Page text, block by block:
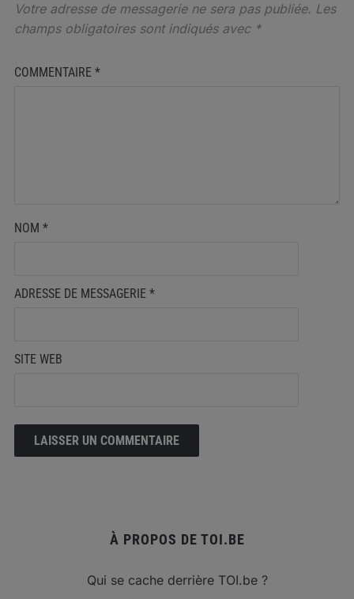
Votre adresse de messagerie ne sera pas publiée. Les
champs obligatoires sont indiqués avec *
COMMENTAIRE *
NOM *
ADRESSE DE MESSAGERIE *
SITE WEB
À PROPOS DE TOI.BE
Qui se cache derrière TOI.be ?